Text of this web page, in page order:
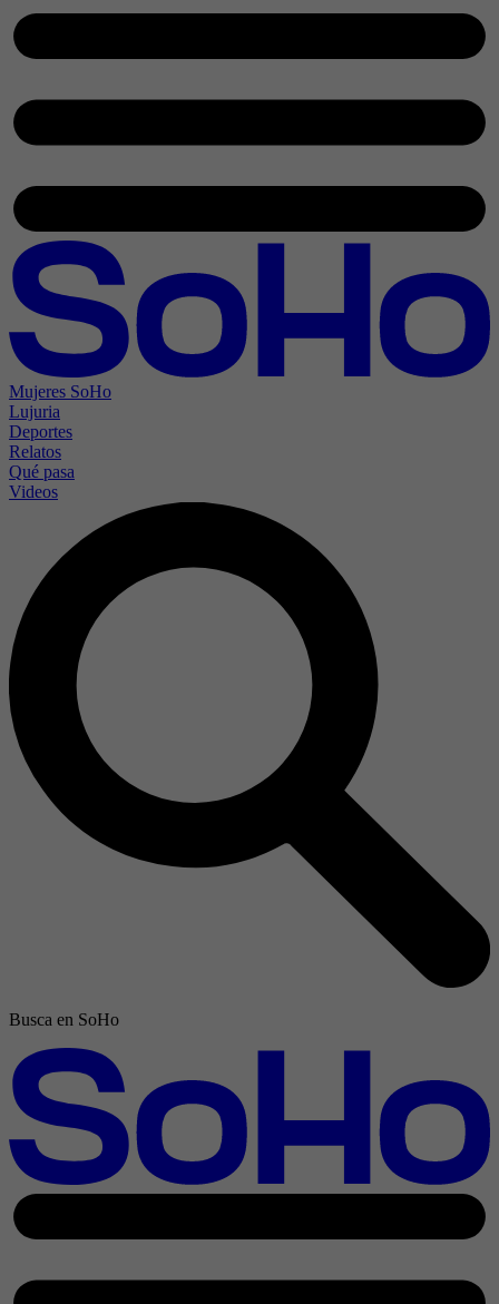
Mujeres SoHo
Lujuria
Deportes
Relatos
Qué pasa
Videos
Busca en SoHo